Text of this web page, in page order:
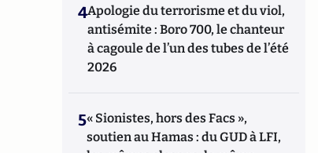
4Apologie du terrorisme et du viol,
antisémite : Boro 700, le chanteur
à cagoule de l’un des tubes de l’été
2026
5« Sionistes, hors des Facs »,
soutien au Hamas : du GUD à LFI,